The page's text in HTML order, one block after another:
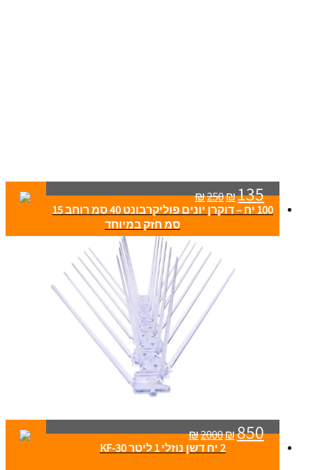
₪250₪135
100 יח – דוקרן יונים פוליקרבונט 40 סמ רוחב 15
סמ חזק במיוחד
₪2000₪850
2 יח דשן נוזלי 1 ליטר KF-30